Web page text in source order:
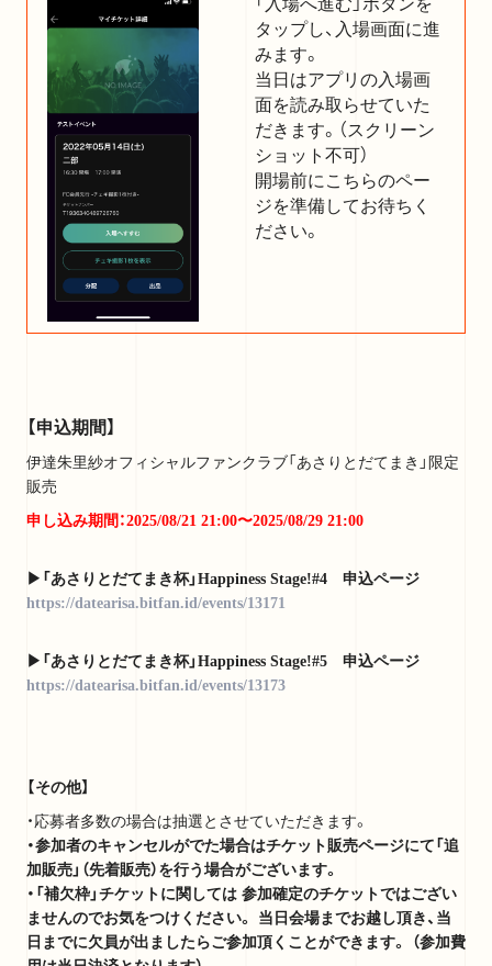
「入場へ進む」ボタンを
タップし、入場画面に進
みます。
当日はアプリの入場画
面を読み取らせていた
だきます。（スクリーン
ショット不可）
開場前にこちらのペー
ジを準備してお待ちく
ださい。
【申込期間】
伊達朱里紗オフィシャルファンクラブ「あさりとだてまき」限定
販売
申し込み期間：2025/08/21 21:00〜2025/08/29 21:00
▶︎「あさりとだてまき杯」Happiness Stage!#4 申込ページ
https://datearisa.bitfan.id/events/13171
▶︎「あさりとだてまき杯」Happiness Stage!#5 申込ページ
https://datearisa.bitfan.id/events/13173
【その他】
・応募者多数の場合は抽選とさせていただきます。
・参加者のキャンセルがでた場合はチケット販売ページにて「追
加販売」（先着販売）を行う場合がございます。
・「補欠枠」チケットに関しては 参加確定のチケットではござい
ませんのでお気をつけください。 当日会場までお越し頂き、当
日までに欠員が出ましたらご参加頂くことができます。 （参加費